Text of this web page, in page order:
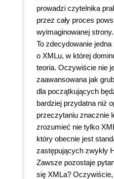
prowadzi czytelnika
przez cały proces
wyimaginowanej strony.
To zdecydowanie
o XMLu, w której
teoria. Oczywiście nie
zaawansowana jak
dla początkujących
bardziej przydatna niż
przeczytaniu znacznie
zrozumieć nie tylko
który obecnie jest
zastępujących zwykły
Zawsze pozostaje
się XMLa?